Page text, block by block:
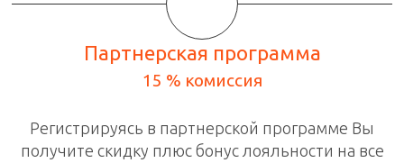
Партнерская программа
15 % комиссия
Регистрируясь в партнерской программе Вы
получите скидку плюс бонус лояльности на все